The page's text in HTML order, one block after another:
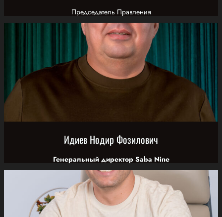
Председатель Правления
Идиев Нодир Фозилович
Генеральный директор Saba Nine